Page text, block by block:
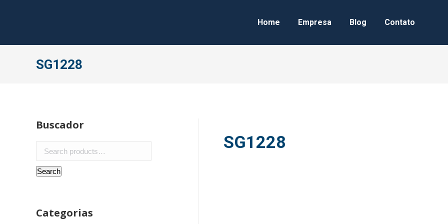
Home Empresa Blog Contato
SG1228
SG1228
Buscador
for:
Search
Categorias